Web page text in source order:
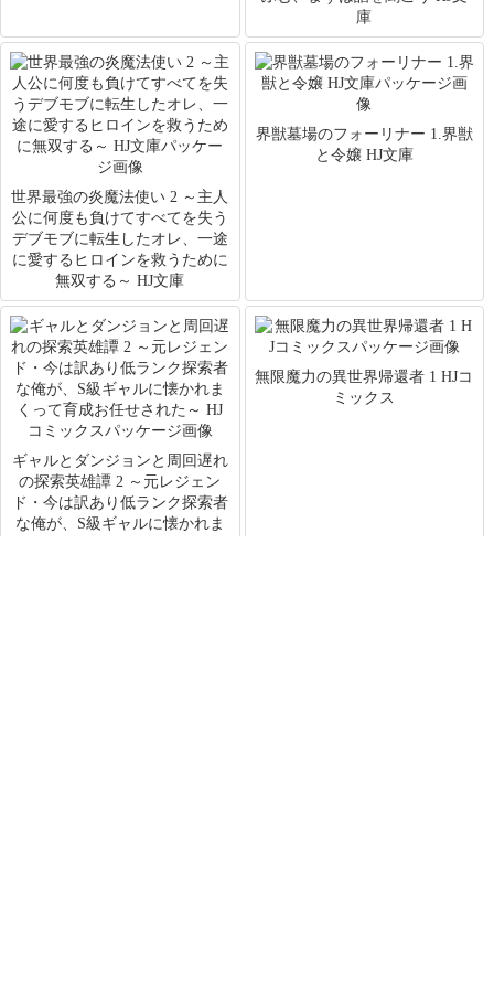
庫
世界最強の炎魔法使い 2 ～主人
公に何度も負けてすべてを失う
デブモブに転生したオレ、一途
に愛するヒロインを救うために
無双する～ HJ文庫
界獣墓場のフォーリナー 1.界獣
と令嬢 HJ文庫
ギャルとダンジョンと周回遅れ
の探索英雄譚 2 ～元レジェン
ド・今は訳あり低ランク探索者
な俺が、S級ギャルに懐かれま
無限魔力の異世界帰還者 1 HJコ
ミックス